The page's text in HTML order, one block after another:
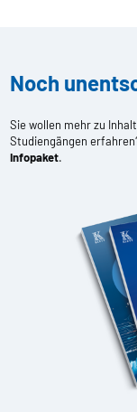
Noch
Sie wollen mehr zu
Studiengängen
Infopaket.